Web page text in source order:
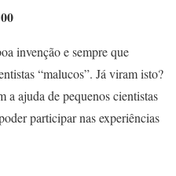
invenção e sempre que
“malucos”. Já viram isto?
a ajuda de pequenos cientistas
participar nas experiências